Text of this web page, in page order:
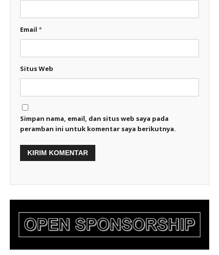
Email *
Situs Web
Simpan nama, email, dan situs web saya pada
peramban ini untuk komentar saya berikutnya.